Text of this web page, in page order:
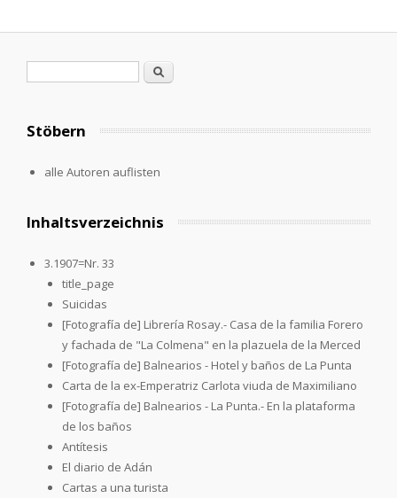
Search
Stöbern
alle Autoren auflisten
Inhaltsverzeichnis
3.1907=Nr. 33
title_page
Suicidas
[Fotografía de] Librería Rosay.- Casa de la familia Forero
y fachada de "La Colmena" en la plazuela de la Merced
[Fotografía de] Balnearios - Hotel y baños de La Punta
Carta de la ex-Emperatriz Carlota viuda de Maximiliano
[Fotografía de] Balnearios - La Punta.- En la plataforma
de los baños
Antítesis
El diario de Adán
Cartas a una turista